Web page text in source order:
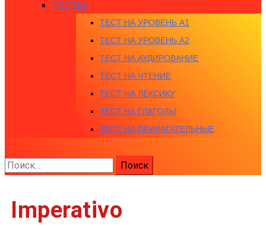
ТЕСТЫ
ТЕСТ НА УРОВЕНЬ A1
ТЕСТ НА УРОВЕНЬ A2
ТЕСТ НА АУДИРОВАНИЕ
ТЕСТ НА ЧТЕНИЕ
ТЕСТ НА ЛЕКСИКУ
ТЕСТ НА ГЛАГОЛЫ
ТЕСТ НА ПРИЛАГАТЕЛЬНЫЕ
Найти:
Imperativo